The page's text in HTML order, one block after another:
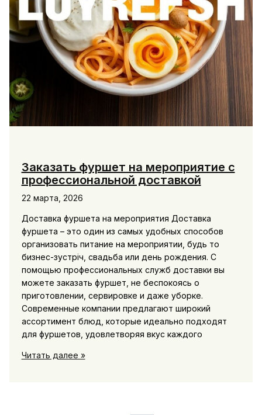
Заказать фуршет на мероприятие с
профессиональной доставкой
22 марта, 2026
Доставка фуршета на мероприятия Доставка
фуршета – это один из самых удобных способов
организовать питание на мероприятии, будь то
бизнес-зустріч, свадьба или день рождения. С
помощью профессиональных служб доставки вы
можете заказать фуршет, не беспокоясь о
приготовлении, сервировке и даже уборке.
Современные компании предлагают широкий
ассортимент блюд, которые идеально подходят
для фуршетов, удовлетворяя вкус каждого
Заказать
Читать далее »